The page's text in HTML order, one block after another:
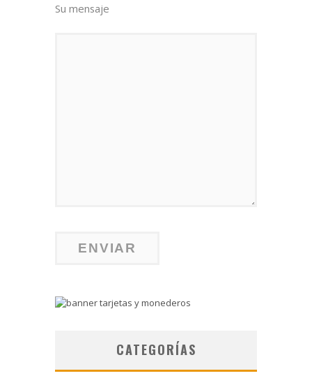
Su mensaje
CATEGORÍAS